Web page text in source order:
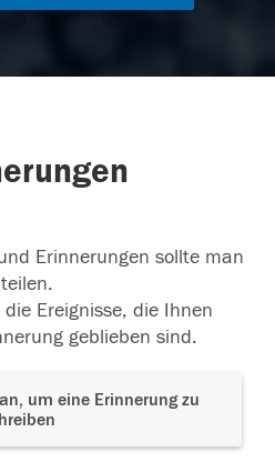
Erinnerungen sollte man
teilen.
Ereignisse, die Ihnen
geblieben sind.
um eine Erinnerung zu